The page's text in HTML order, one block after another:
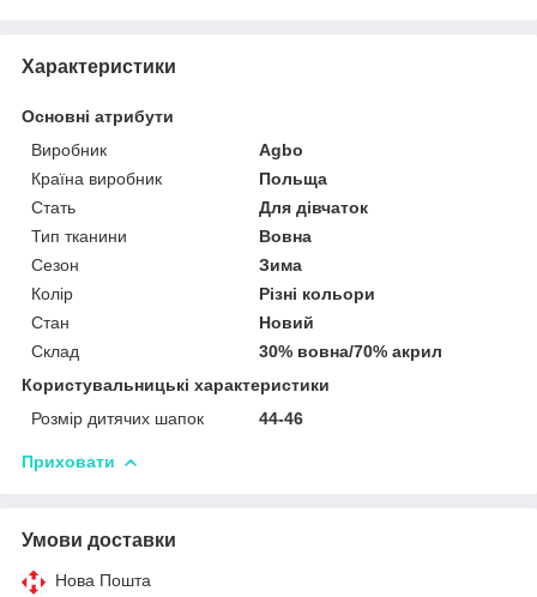
Характеристики
Основні атрибути
Виробник
Agbo
Країна виробник
Польща
Стать
Для дівчаток
Тип тканини
Вовна
Сезон
Зима
Колір
Різні кольори
Стан
Новий
Склад
30% вовна/70% акрил
Користувальницькі характеристики
Розмір дитячих шапок
44-46
Приховати
Умови доставки
Нова Пошта